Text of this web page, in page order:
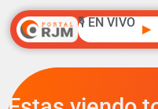
🎙️ EN VIVO ▶